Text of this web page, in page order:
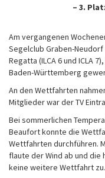
– 3.
Am vergangenen
Segelclub Graben-
Regatta (ILCA 6 und ICLA
Baden-Württemberg
An den Wettfahrten
Mitglieder war der TV
Bei sommerlichen
Beaufort konnte die
Wettfahrten durchführen.
flaute der Wind ab und
keine weitere Wettfahrt zu.